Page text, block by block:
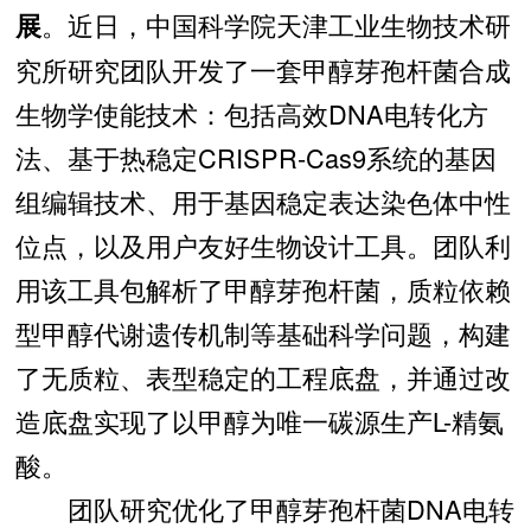
展。近日，中国科学院天津工业生物技术研
究所研究团队开发了一套甲醇芽孢杆菌合成
生物学使能技术：包括高效DNA电转化方
法、基于热稳定CRISPR-Cas9系统的基因
组编辑技术、用于基因稳定表达染色体中性
位点，以及用户友好生物设计工具。团队利
用该工具包解析了甲醇芽孢杆菌，质粒依赖
型甲醇代谢遗传机制等基础科学问题，构建
了无质粒、表型稳定的工程底盘，并通过改
造底盘实现了以甲醇为唯一碳源生产L-精氨
酸。
团队研究优化了甲醇芽孢杆菌DNA电转